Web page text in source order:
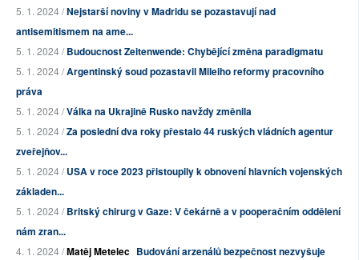
5. 1. 2024 /Nejstarší noviny v Madridu se pozastavují nad
antisemitismem na ame...
5. 1. 2024 /Budoucnost Zeitenwende: Chybějící změna paradigmatu
5. 1. 2024 /Argentinský soud pozastavil Mileiho reformy pracovního
práva
5. 1. 2024 /Válka na Ukrajině Rusko navždy změnila
5. 1. 2024 /Za poslední dva roky přestalo 44 ruských vládních agentur
zveřejňov...
5. 1. 2024 /USA v roce 2023 přistoupily k obnovení hlavních vojenských
základen...
5. 1. 2024 /Britský chirurg v Gaze: V čekárně a v pooperačním oddělení
nám zran...
4. 1. 2024 /Matěj Metelec Budování arzenálů bezpečnost nezvyšuje